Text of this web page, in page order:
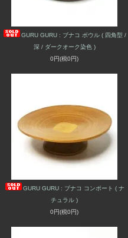
GURU GURU : ブナコ ボウル ( 四角型 /
深 / ダークオーク染色 )
0円(税0円)
GURU GURU : ブナコ コンポート ( ナ
チュラル )
0円(税0円)